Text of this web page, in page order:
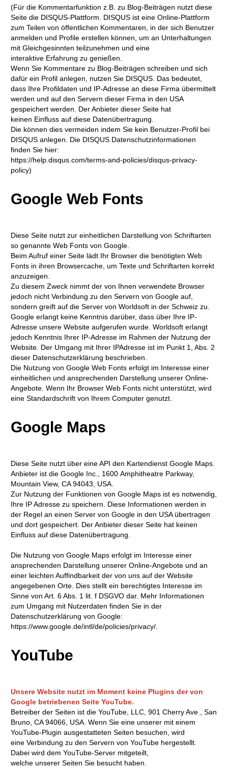
(Für die Kommentarfunktion z.B. zu Blog-Beiträgen nutzt diese
Seite die DISQUS-Plattform. DISQUS ist eine Online-Plattform
zum Teilen von öffentlichen Kommentaren, in der sich Benutzer
anmelden und Profile erstellen können, um an Unterhaltungen
mit Gleichgesinnten teilzunehmen und eine
interaktive Erfahrung zu genießen.
Wenn Sie Kommentare zu Blog-Beiträgen schreiben und sich
dafür ein Profil anlegen, nutzen Sie DISQUS. Das bedeutet,
dass Ihre Profildaten und IP-Adresse an diese Firma übermittelt
werden und auf den Servern dieser Firma in den USA
gespeichert werden. Der Anbieter dieser Seite hat
keinen Einfluss auf diese Datenübertragung.
Die können dies vermeiden indem Sie kein Benutzer-Profil bei
DISQUS anlegen. Die DISQUS Datenschutzinformationen
finden Sie hier:
https://help.disqus.com/terms-and-policies/disqus-privacy-
policy)
Google Web Fonts
Diese Seite nutzt zur einheitlichen Darstellung von Schriftarten
so genannte Web Fonts von Google.
Beim Aufruf einer Seite lädt Ihr Browser die benötigten Web
Fonts in ihren Browsercache, um Texte und Schriftarten korrekt
anzuzeigen.
Zu diesem Zweck nimmt der von Ihnen verwendete Browser
jedoch nicht Verbindung zu den Servern von Google auf,
sondern greift auf die Server von Worldsoft in der Schweiz zu.
Google erlangt keine Kenntnis darüber, dass über Ihre IP-
Adresse unsere Website aufgerufen wurde. Worldsoft erlangt
jedoch Kenntnis Ihrer IP-Adresse im Rahmen der Nutzung der
Website. Der Umgang mit Ihrer IPAdresse ist im Punkt 1, Abs. 2
dieser Datenschutzerklärung beschrieben.
Die Nutzung von Google Web Fonts erfolgt im Interesse einer
einheitlichen und ansprechenden Darstellung unserer Online-
Angebote. Wenn Ihr Browser Web Fonts nicht unterstützt, wird
eine Standardschrift von Ihrem Computer genutzt.
Google Maps
Diese Seite nutzt über eine API den Kartendienst Google Maps.
Anbieter ist die Google Inc., 1600 Amphitheatre Parkway,
Mountain View, CA 94043, USA.
Zur Nutzung der Funktionen von Google Maps ist es notwendig,
Ihre IP Adresse zu speichern. Diese Informationen werden in
der Regel an einen Server von Google in den USA übertragen
und dort gespeichert. Der Anbieter dieser Seite hat keinen
Einfluss auf diese Datenübertragung.
Die Nutzung von Google Maps erfolgt im Interesse einer
ansprechenden Darstellung unserer Online-Angebote und an
einer leichten Auffindbarkeit der von uns auf der Website
angegebenen Orte. Dies stellt ein berechtigtes Interesse im
Sinne von Art. 6 Abs. 1 lit. f DSGVO dar. Mehr Informationen
zum Umgang mit Nutzerdaten finden Sie in der
Datenschutzerklärung von Google:
https://www.google.de/intl/de/policies/privacy/.
YouTube
Unsere Website nutzt im Moment keine Plugins der von
Google betriebenen Seite YouTube.
Betreiber der Seiten ist die YouTube, LLC, 901 Cherry Ave., San
Bruno, CA 94066, USA. Wenn Sie eine unserer mit einem
YouTube-Plugin ausgestatteten Seiten besuchen, wird
eine Verbindung zu den Servern von YouTube hergestellt.
Dabei wird dem YouTube-Server mitgeteilt,
welche unserer Seiten Sie besucht haben.